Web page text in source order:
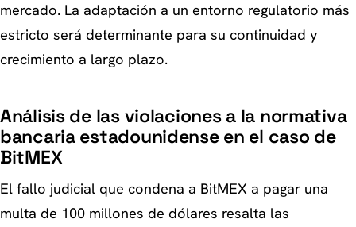
mercado. La adaptación a un entorno regulatorio más
estricto será determinante para su continuidad y
crecimiento a largo plazo.
Análisis de las violaciones a la normativa
bancaria estadounidense en el caso de
BitMEX
El fallo judicial que condena a BitMEX a pagar una
multa de 100 millones de dólares resalta las